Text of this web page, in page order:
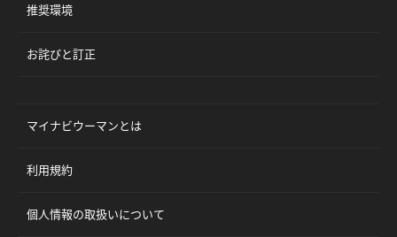
推奨環境
お詫びと訂正
マイナビウーマンとは
利用規約
個人情報の取扱いについて